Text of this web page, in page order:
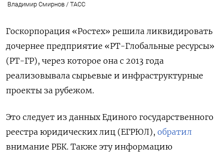
Владимир Смирнов / ТАСС
Госкорпорация «Ростех» решила ликвидировать
дочернее предприятие «РТ-Глобальные ресурсы»
(РТ-ГР), через которое она с 2013 года
реализовывала сырьевые и инфраструктурные
проекты за рубежом.
Это следует из данных Единого государственного
реестра юридических лиц (ЕГРЮЛ), обратил
внимание РБК. Также эту информацию